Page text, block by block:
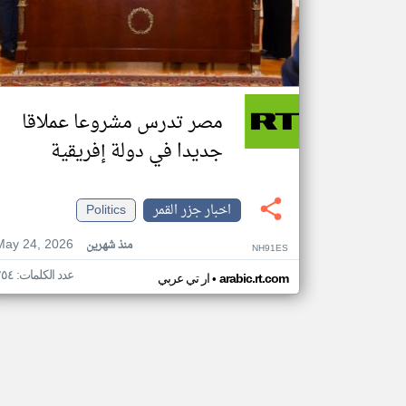
مصر تدرس مشروعا عملاقا
جديدا في دولة إفريقية
اخبار جزر القمر
Politics
24, 2026
منذ شهرين NH91ES
ار تي عربي• arabic.rt.com عدد الكلمات: ٢٥٤